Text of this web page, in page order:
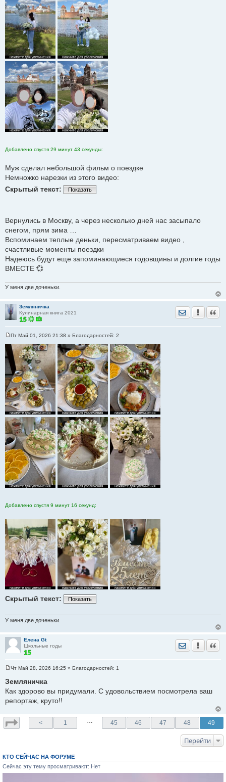
Добавлено спустя 29 минут 43 секунды:
Муж сделал небольшой фильм о поездке
Немножко нарезки из этого видео:
Скрытый текст:
Показать
Вернулись в Москву, а через несколько дней нас засыпало
снегом, прям зима …
Вспоминаем теплые деньки, пересматриваем видео ,
счастливые моменты поездки
Надеюсь будут еще запоминающиеся годовщины и долгие годы
ВМЕСТЕ 💞
У меня две доченьки.
Земляничка
Кулинарная книга 2021
Отправить
о
о
б
е
н
и
е
Пт Май 01, 2026 21:38 » Благодарностей: 2
Добавлено спустя 9 минут 16 секунд:
Скрытый текст: Показать
У меня две доченьки.
Елена Gt
Школьные годы
Отправить
о
б
е
е
Чт Май 28, 2026 16:25 » Благодарностей: 1
Земляничка
Как здорово вы придумали. С удовольствием посмотрела ваш
репортаж, круто!!
< 1 … 45 46 47 48 49
Перейти
КТО СЕЙЧАС НА ФОРУМЕ
Сейчас эту тему просматривают: Нет